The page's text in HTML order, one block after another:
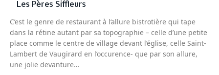
Les Pères Siffleurs
C’est le genre de restaurant à l‘allure bistrotière qui tape
dans la rétine autant par sa topographie – celle d’une petite
place comme le centre de village devant l’église, celle Saint-
Lambert de Vaugirard en l’occurence- que par son allure,
une jolie devanture…